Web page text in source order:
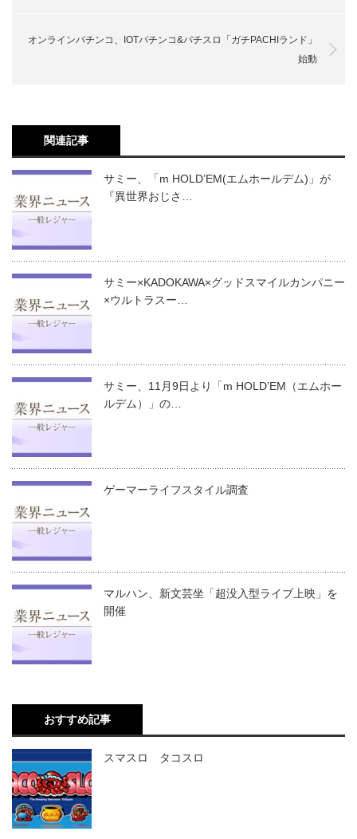
オンラインパチンコ、IOTパチンコ&パチスロ「ガチPACHIランド」
始動
関連記事
サミー、「m HOLD’EM(エムホールデム)」が
『異世界おじさ…
サミー×KADOKAWA×グッドスマイルカンパニー
×ウルトラスー…
サミー、11月9日より「m HOLD’EM（エムホー
ルデム）」の…
ゲーマーライフスタイル調査
マルハン、新文芸坐「超没入型ライブ上映」を
開催
おすすめ記事
スマスロ タコスロ